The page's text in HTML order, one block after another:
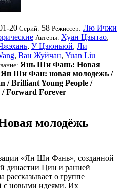
20 Серий: 58 Режиссер: Лю Ичжи
Актеры: Хуан Цзытао,
, У Цзюньюй, Ли
, Ван Жуйчан, Yuan Liu
Янь Ши Фань: Новая
Ян Ши Фан: новая молодежь /
/ Brilliant Young People /
/ Forward Forever
молодёжь
«Ян Ши Фань», созданной
династии Цин и ранней
рассказывает о группе
с новыми идеями. Их